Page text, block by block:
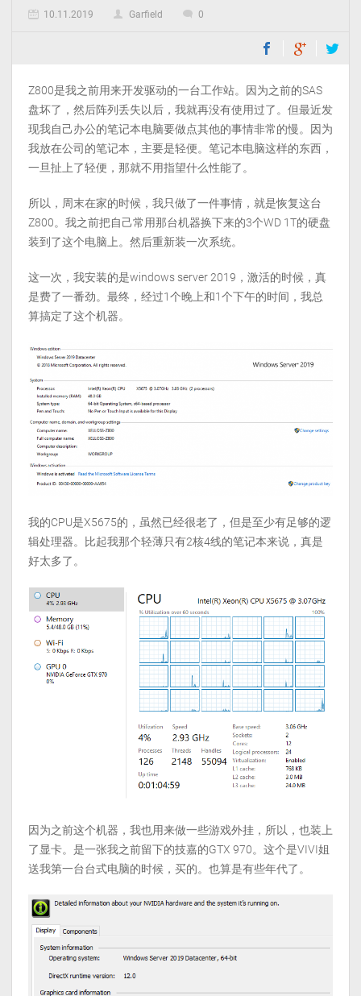
10.11.2019 Garfield 0
Z800是我之前用来开发驱动的一台工作站。因为之前的SAS
盘坏了，然后阵列丢失以后，我就再没有使用过了。但最近发
现我自己办公的笔记本电脑要做点其他的事情非常的慢。因为
我放在公司的笔记本，主要是轻便。笔记本电脑这样的东西，
一旦扯上了轻便，那就不用指望什么性能了。
所以，周末在家的时候，我只做了一件事情，就是恢复这台
Z800。我之前把自己常用那台机器换下来的3个WD 1T的硬盘
装到了这个电脑上。然后重新装一次系统。
这一次，我安装的是windows server 2019，激活的时候，真
是费了一番劲。最终，经过1个晚上和1个下午的时间，我总
算搞定了这个机器。
我的CPU是X5675的，虽然已经很老了，但是至少有足够的逻
辑处理器。比起我那个轻薄只有2核4线的笔记本来说，真是
好太多了。
因为之前这个机器，我也用来做一些游戏外挂，所以，也装上
了显卡。是一张我之前留下的技嘉的GTX 970。这个是VIVI姐
送我第一台台式电脑的时候，买的。也算是有些年代了。